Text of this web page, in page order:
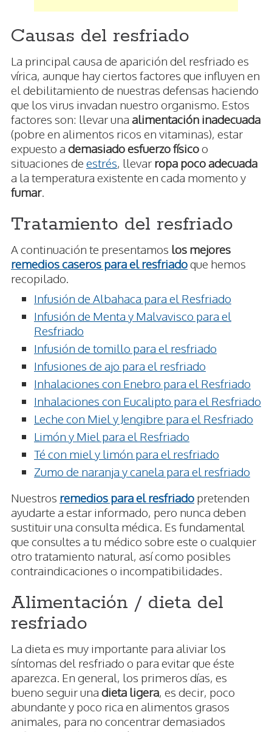
Causas del resfriado
La principal causa de aparición del resfriado es
vírica, aunque hay ciertos factores que influyen en
el debilitamiento de nuestras defensas haciendo
que los virus invadan nuestro organismo. Estos
factores son: llevar una alimentación inadecuada
(pobre en alimentos ricos en vitaminas), estar
expuesto a demasiado esfuerzo físicoo
situaciones de estrés, llevar ropa poco adecuada
a la temperatura existente en cada momento y
fumar.
Tratamiento del resfriado
A continuación te presentamos los mejores
remedios caseros para el resfriadoque hemos
recopilado.
Infusión de Albahaca para el Resfriado
Infusión de Menta y Malvavisco para el
Resfriado
Infusión de tomillo para el resfriado
Infusiones de ajo para el resfriado
Inhalaciones con Enebro para el Resfriado
Inhalaciones con Eucalipto para el Resfriado
Leche con Miel y Jengibre para el Resfriado
Limón y Miel para el Resfriado
Té con miel y limón para el resfriado
Zumo de naranja y canela para el resfriado
Nuestros remedios para el resfriado pretenden
ayudarte a estar informado, pero nunca deben
sustituir una consulta médica. Es fundamental
que consultes a tu médico sobre este o cualquier
otro tratamiento natural, así como posibles
contraindicaciones o incompatibilidades.
Alimentación / dieta del
resfriado
La dieta es muy importante para aliviar los
síntomas del resfriado o para evitar que éste
aparezca. En general, los primeros días, es
bueno seguir una dieta ligera, es decir, poco
abundante y poco rica en alimentos grasos
animales, para no concentrar demasiados